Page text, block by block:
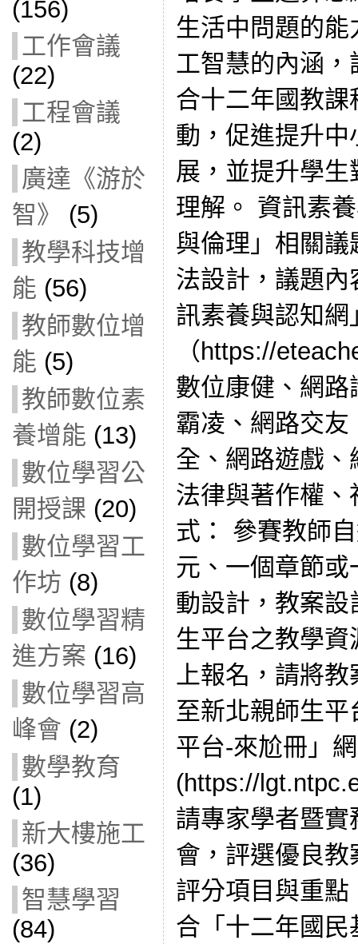
(156)
工作會議
(22)
工程會議
(2)
廣達《游於
智》
(5)
教學科技增
能 (56)
教師數位增
能 (5)
教師數位素
養增能 (13)
數位學習公
開授課 (20)
數位學習工
作坊 (8)
數位學習精
進方案 (16)
數位學習高
峰會 (2)
數學教育
(1)
新大樓施工
(36)
智慧學習
(84)
生活中問題的
工智慧的內涵
合十二年國教
動，促進提升
展，並提升學
理解。 資訊素
與倫理」相關
法設計，議題
訊素養與認知網
（https://
數位康健、網
霸凌、網路交
全、網路遊戲
法律與著作權
式： 參賽教師
元、一個章節
動設計，教案
生平台之教學
上報名，請將
至新北親師生
平台-來尬冊」
(https://
請專家學者暨
會，評選優良
評分項目與重
合「十二年國